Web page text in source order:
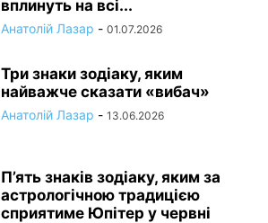
вплинуть на всі...
Анатолій Лазар - 01.07.2026
Три знаки зодіаку, яким
найважче сказати «вибач»
Анатолій Лазар - 13.06.2026
П’ять знаків зодіаку, яким за
астрологічною традицією
сприятиме Юпітер у червні